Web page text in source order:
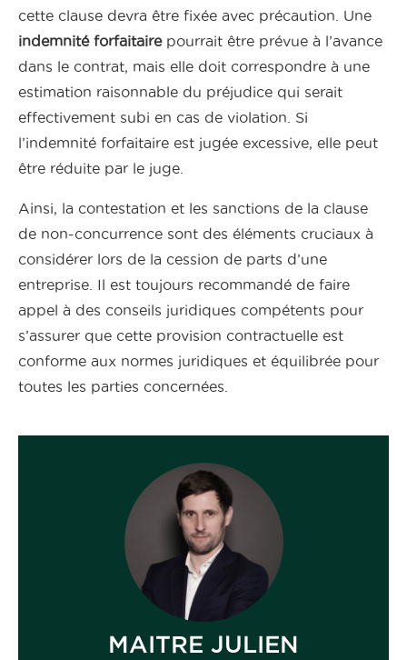
cette clause devra être fixée avec précaution. Une
indemnité forfaitairepourrait être prévue à l’avance
dans le contrat, mais elle doit correspondre à une
estimation raisonnable du préjudice qui serait
effectivement subi en cas de violation. Si
l’indemnité forfaitaire est jugée excessive, elle peut
être réduite par le juge.
Ainsi, la contestation et les sanctions de la clause
de non-concurrence sont des éléments cruciaux à
considérer lors de la cession de parts d’une
entreprise. Il est toujours recommandé de faire
appel à des conseils juridiques compétents pour
s’assurer que cette provision contractuelle est
conforme aux normes juridiques et équilibrée pour
toutes les parties concernées.
MAITRE JULIEN